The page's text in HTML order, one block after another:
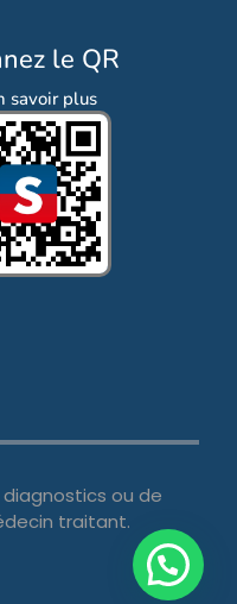
le QR
savoir plus
ou de
traitant.